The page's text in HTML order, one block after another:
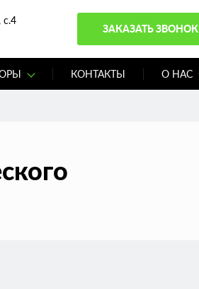
с.4
ЗАКАЗАТЬ ЗВОНОК
КОНТАКТЫ О НАС